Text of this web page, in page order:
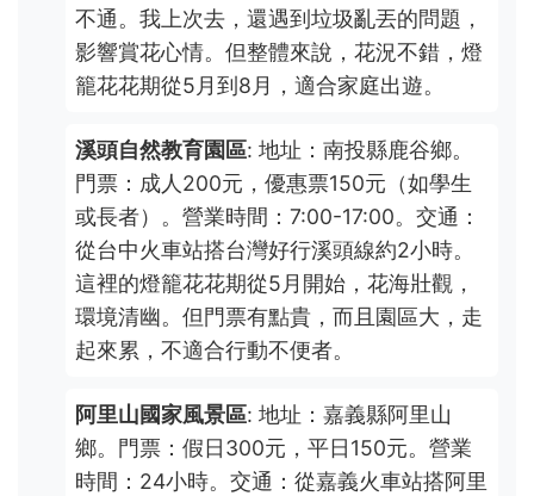
不通。我上次去，還遇到垃圾亂丟的問題，
影響賞花心情。但整體來說，花況不錯，燈
籠花花期從5月到8月，適合家庭出遊。
溪頭自然教育園區: 地址：南投縣鹿谷鄉。
門票：成人200元，優惠票150元（如學生
或長者）。營業時間：7:00-17:00。交通：
從台中火車站搭台灣好行溪頭線約2小時。
這裡的燈籠花花期從5月開始，花海壯觀，
環境清幽。但門票有點貴，而且園區大，走
起來累，不適合行動不便者。
阿里山國家風景區: 地址：嘉義縣阿里山
鄉。門票：假日300元，平日150元。營業
時間：24小時。交通：從嘉義火車站搭阿里